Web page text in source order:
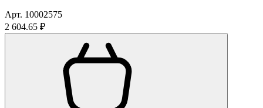
Арт. 10002575
2 604.65 ₽